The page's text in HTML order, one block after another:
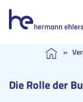
content
»
Die Rolle der